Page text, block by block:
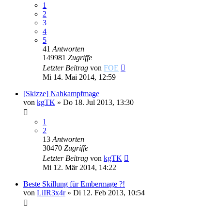
1
2
3
4
5
41 Antworten
149981 Zugriffe
Letzter Beitrag von FOE
Mi 14. Mai 2014, 12:59
[Skizze] Nahkampfmage
von kgTK » Do 18. Jul 2013, 13:30
1
2
13 Antworten
30470 Zugriffe
Letzter Beitrag von kgTK
Mi 12. Mär 2014, 14:22
Beste Skillung für Embermage ?!
von LiIR3x4r» Di 12. Feb 2013, 10:54